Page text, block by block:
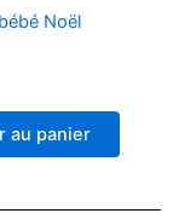
Noël
au panier